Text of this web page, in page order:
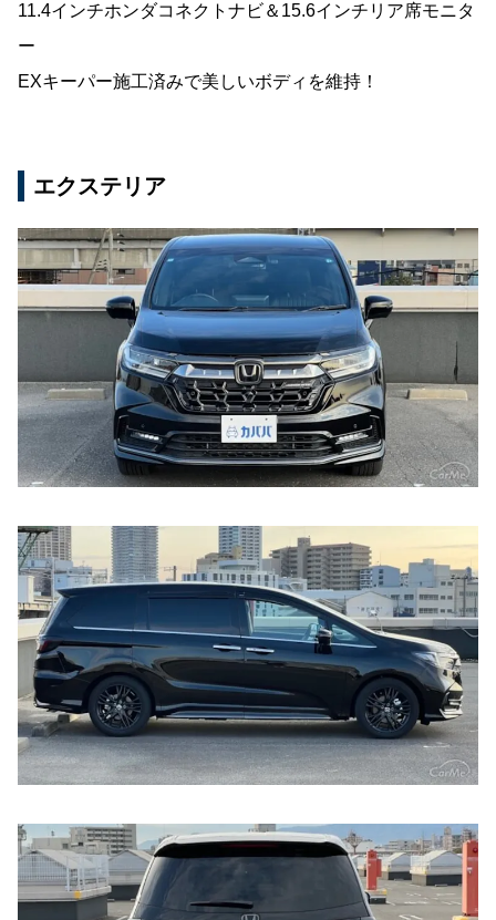
11.4インチホンダコネクトナビ＆15.6インチリア席モニタ
ー
EXキーパー施工済みで美しいボディを維持！
エクステリア